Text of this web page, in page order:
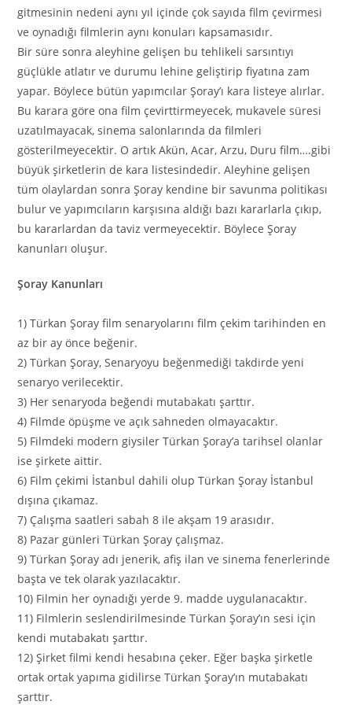
gitmesinin nedeni aynı yıl içinde çok sayıda film çevirmesi
ve oynadığı filmlerin aynı konuları kapsamasıdır.
Bir süre sonra aleyhine gelişen bu tehlikeli sarsıntıyı
güçlükle atlatır ve durumu lehine geliştirip fiyatına zam
yapar. Böylece bütün yapımcılar Şoray’ı kara listeye alırlar.
Bu karara göre ona film çevirttirmeyecek, mukavele süresi
uzatılmayacak, sinema salonlarında da filmleri
gösterilmeyecektir. O artık Akün, Acar, Arzu, Duru film….gibi
büyük şirketlerin de kara listesindedir. Aleyhine gelişen
tüm olaylardan sonra Şoray kendine bir savunma politikası
bulur ve yapımcıların karşısına aldığı bazı kararlarla çıkıp,
bu kararlardan da taviz vermeyecektir. Böylece Şoray
kanunları oluşur.
Şoray Kanunları
1) Türkan Şoray film senaryolarını film çekim tarihinden en
az bir ay önce beğenir.
2) Türkan Şoray, Senaryoyu beğenmediği takdirde yeni
senaryo verilecektir.
3) Her senaryoda beğendi mutabakatı şarttır.
4) Filmde öpüşme ve açık sahneden olmayacaktır.
5) Filmdeki modern giysiler Türkan Şoray’a tarihsel olanlar
ise şirkete aittir.
6) Film çekimi İstanbul dahili olup Türkan Şoray İstanbul
dışına çıkamaz.
7) Çalışma saatleri sabah 8 ile akşam 19 arasıdır.
8) Pazar günleri Türkan Şoray çalışmaz.
9) Türkan Şoray adı jenerik, afiş ilan ve sinema fenerlerinde
başta ve tek olarak yazılacaktır.
10) Filmin her oynadığı yerde 9. madde uygulanacaktır.
11) Filmlerin seslendirilmesinde Türkan Şoray’ın sesi için
kendi mutabakatı şarttır.
12) Şirket filmi kendi hesabına çeker. Eğer başka şirketle
ortak ortak yapıma gidilirse Türkan Şoray’ın mutabakatı
şarttır.